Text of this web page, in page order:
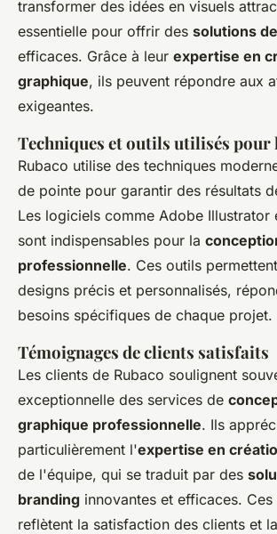
transformer des idées en visuels
essentielle pour offrir des solutions
efficaces. Grâce à leur expertise en
graphique, ils peuvent répondre aux
exigeantes.
Techniques et outils utilisés pour
Rubaco utilise des techniques
de pointe pour garantir des résultats
Les logiciels comme Adobe Illustrator
sont indispensables pour la
professionnelle. Ces outils
designs précis et personnalisés,
besoins spécifiques de chaque projet.
Témoignages de clients satisfaits
Les clients de Rubaco soulignent
exceptionnelle des services de
graphique professionnelle. Ils
particulièrement l'expertise en
de l'équipe, qui se traduit par des
branding innovantes et efficaces.
reflètent la satisfaction des clients et